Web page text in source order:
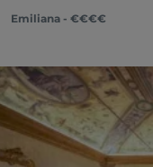
Emiliana - €€€€